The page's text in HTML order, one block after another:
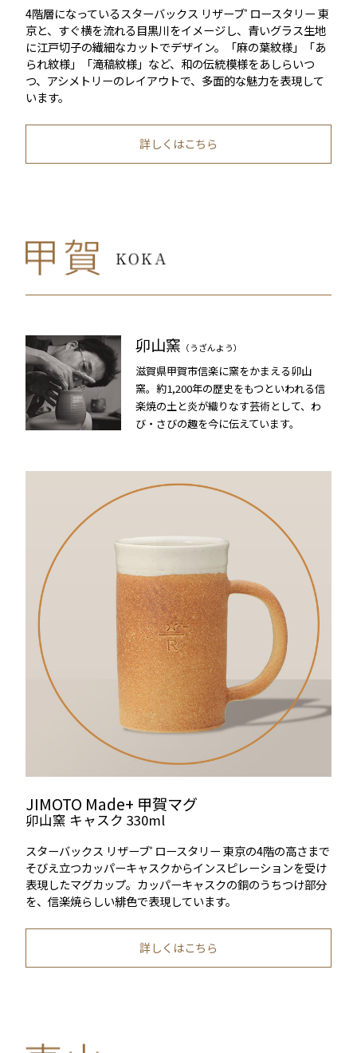
4階層になっているスターバックス リザーブ®️ ロースタリー 東
京と、すぐ横を流れる目黒川をイメージし、青いグラス生地
に江戸切子の繊細なカットでデザイン。「麻の葉紋様」「あ
られ紋様」「滝稿紋様」など、和の伝統模様をあしらいつ
つ、アシメトリーのレイアウトで、多面的な魅力を表現して
います。
詳しくはこちら
卯山窯 （うざんよう）
滋賀県甲賀市信楽に窯をかまえる卯山
窯。約1,200年の歴史をもつといわれる信
楽焼の土と炎が織りなす芸術として、わ
び・さびの趣を今に伝えています。
JIMOTO Made+ 甲賀マグ
卯山窯 キャスク 330ml
スターバックス リザーブ® ロースタリー 東京の4階の高さまで
そびえ立つカッパーキャスクからインスピレーションを受け
表現したマグカップ。カッパーキャスクの銅のうちつけ部分
を、信楽焼らしい緋色で表現しています。
詳しくはこちら